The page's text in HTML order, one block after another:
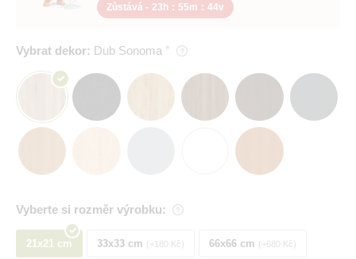
Zůstává - 23h : 55m : 43v
Vybrat dekor: Dub Sonoma
Vyberte si rozměr výrobku:
21x21 cm 33x33 cm +180 Kč 66x66 cm +680 Kč